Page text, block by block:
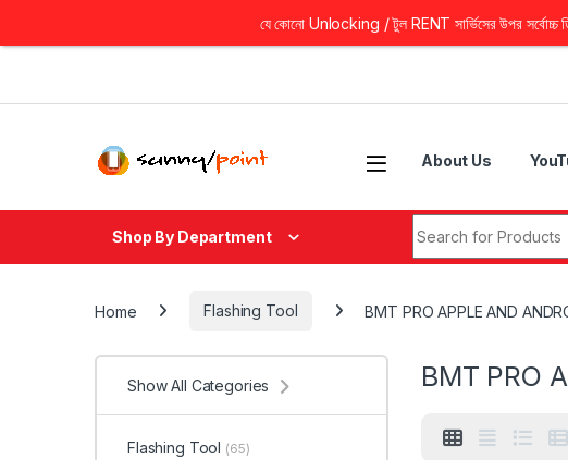
About Us
Shop By Department
Home Flashing Tool BMT PRO APPLE AND
BMT PRO
Show All Categories
Flashing Tool (65)
যে কোনো Unlocking / টুল RENT সার্ভিসের উপর